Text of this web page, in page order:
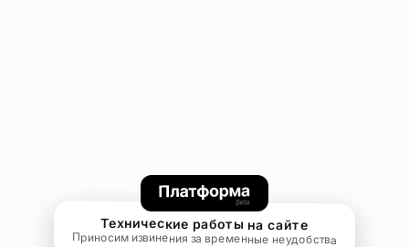
Технические работы на сайте
Приносим извинения за временные неудобства